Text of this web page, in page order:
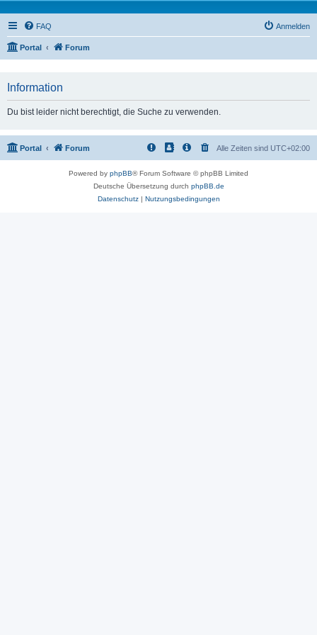
FAQ Anmelden
Portal Forum
Information
Du bist leider nicht berechtigt, die Suche zu verwenden.
Portal Forum Alle Zeiten sind UTC+02:00
Powered by phpBB® Forum Software © phpBB Limited
Deutsche Übersetzung durch phpBB.de
Datenschutz| Nutzungsbedingungen